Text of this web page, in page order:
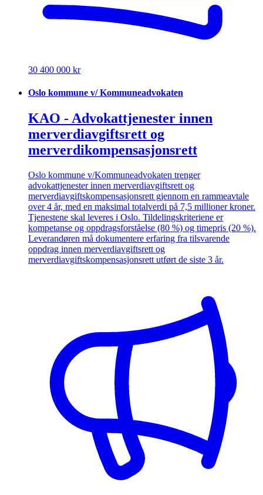
30 400 000 kr
Oslo kommune v/ Kommuneadvokaten
KAO - Advokattjenester innen
merverdiavgiftsrett og
merverdikompensasjonsrett
Oslo kommune v/Kommuneadvokaten trenger
advokattjenester innen merverdiavgiftsrett og
merverdiavgiftskompensasjonsrett gjennom en rammeavtale
over 4 år, med en maksimal totalverdi på 7,5 millioner kroner.
Tjenestene skal leveres i Oslo. Tildelingskriteriene er
kompetanse og oppdragsforståelse (80 %) og timepris (20 %).
Leverandøren må dokumentere erfaring fra tilsvarende
oppdrag innen merverdiavgiftsrett og
merverdiavgiftskompensasjonsrett utført de siste 3 år.